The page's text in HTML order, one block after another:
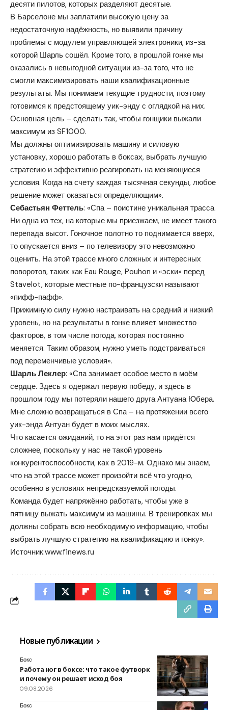
десяти пилотов, которых разделяют десятые.
В Барселоне мы заплатили высокую цену за
недостаточную надёжность, но выявили причину
проблемы с модулем управляющей электроники, из-за
которой Шарль сошёл. Кроме того, в прошлой гонке мы
оказались в невыгодной ситуации из-за того, что не
смогли максимизировать наши квалификационные
результаты. Мы понимаем текущие трудности, поэтому
готовимся к предстоящему уик-энду с оглядкой на них.
Основная цель – сделать так, чтобы гонщики выжали
максимум из SF1000.
Мы должны оптимизировать машину и силовую
установку, хорошо работать в боксах, выбрать лучшую
стратегию и эффективно реагировать на меняющиеся
условия. Когда на счету каждая тысячная секунды, любое
решение может оказаться определяющим».
Себастьян Феттель: «Спа – поистине уникальная трасса.
Ни одна из тех, на которые мы приезжаем, не имеет такого
перепада высот. Гоночное полотно то поднимается вверх,
то опускается вниз – по телевизору это невозможно
оценить. На этой трассе много сложных и интересных
поворотов, таких как Eau Rouge, Pouhon и «эски» перед
Stavelot, которые местные по-французски называют
«пифф-пафф».
Прижимную силу нужно настраивать на средний и низкий
уровень, но на результаты в гонке влияет множество
факторов, в том числе погода, которая постоянно
меняется. Таким образом, нужно уметь подстраиваться
под переменчивые условия».
Шарль Леклер: «Спа занимает особое место в моём
сердце. Здесь я одержал первую победу, и здесь в
прошлом году мы потеряли нашего друга Антуана Юбера.
Мне сложно возвращаться в Спа – на протяжении всего
уик-энда Антуан будет в моих мыслях.
Что касается ожиданий, то на этот раз нам придётся
сложнее, поскольку у нас не такой уровень
конкурентоспособности, как в 2019-м. Однако мы знаем,
что на этой трассе может произойти всё что угодно,
особенно в условиях непредсказуемой погоды.
Команда будет напряжённо работать, чтобы уже в
пятницу выжать максимум из машины. В тренировках мы
должны собрать всю необходимую информацию, чтобы
выбрать лучшую стратегию на квалификацию и гонку».
Источник:www.f1news.ru
Новые публикации
Бокс
Работа ног в боксе: что такое футворк
и почему он решает исход боя
09.08.2026
Бокс